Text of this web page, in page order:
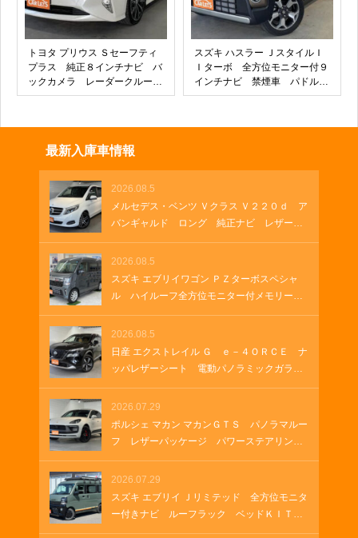
トヨタ プリウス Ｓセーフティ
プラス 純正８インチナビ バ
ックカメラ レーダークルーズ
コントロール ＥＴＣ 前後ド
ホイール クリアランスソナ
イ ＬＥＤフォグランプ パー
キングアシスト
スズキ ハスラー ＪスタイルＩ
Ｉターボ 全方位モニター付９
インチナビ 禁煙車 パドルシ
フト ＵＳＢ シートヒータ
５インチアルミホイール ハー
エアコン
最新入庫車情報
2026.08.5
メルセデス・ベンツ Ｖクラス Ｖ２２０ｄ ア
バンギャルド ロング 純正ナビ レザーシ
ート 両側パワースライド 電動シート ブ
ルメスターサウンド フルセグＴＶ 純正１
９インチアルミホイール クルーズコントロ
ール パドルシフト パワーゲート ＵＳＢ
2026.08.5
スズキ エブリイワゴン ＰＺターボスペシャ
ル ハイルーフ全方位モニター付メモリーナ
ビ 全方位モニター付きナビゲーション Ｈ
ＤＭＩ ＵＳＢソケット ステアリングヒー
ター 両側パワースライド オートステッ
プ オートステップ クルーズコントロー
2026.08.5
日産 エクストレイル Ｇ ｅ－４ＯＲＣＥ ナ
ッパレザーシート 電動パノラミックガラス
ルーフ 純正１２．３インチナビ ＥＴＣ
２．０ ルーフレール 純正ナビ プロパイ
ロット メモリーナビゲーション ＬＥＤヘ
ッドランプ オートマチックハイビーム 車
2026.07.29
ポルシェ マカン マカンＧＴＳ パノラマルー
フ レザーパッケージ パワーステアリング
プラス シートヒーター ２１インチＲＳ
Ｓｐｙｄｅｒデザインホイール アダプティ
ブクルーズコントロール アダプティブエア
サスペンション ＥＴＣ２．０
2026.07.29
スズキ エブリイ Ｊリミテッド 全方位モニタ
ー付きナビ ルーフラック ベッドＫＩＴ
グリルガードバー ＥＴＣ ラバーマット